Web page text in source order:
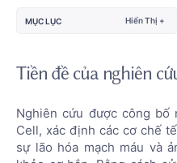
MỤC LỤC Hiển Thị +
Tiền đề của nghiên
Nghiên cứu được công
Cell, xác định các cơ chế
sự lão hóa mạch máu và